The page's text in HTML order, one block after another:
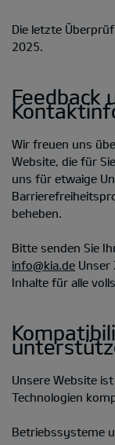
Die letzte
2025.
Feedback
Wir freuen uns
Website, die für
uns für etwaige
beheben.
Bitte senden Sie
info@kia.de Unser
Inhalte für alle
Unsere Website
Technologien
Betriebssysteme